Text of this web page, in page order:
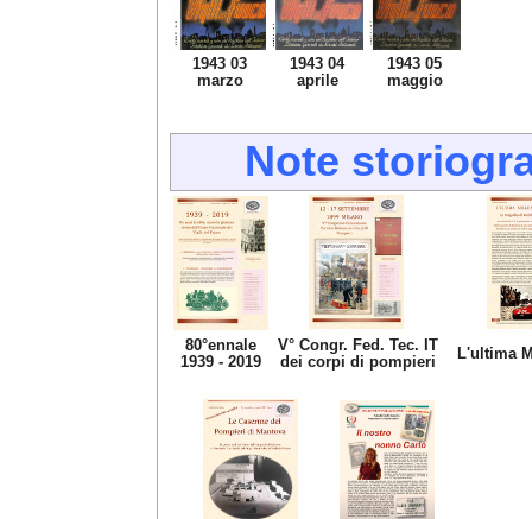
1943 03
marzo
1943 04
aprile
1943 05
maggio
Note
80°ennale
1939 - 2019
V° Congr. Fed. Tec. IT
dei corpi di pompieri
L'ultima